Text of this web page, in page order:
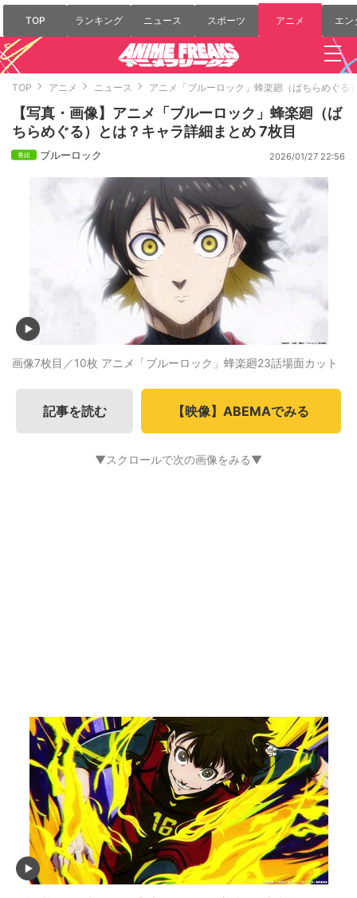
TOP ランキング ニュース スポーツ アニメ エン
TOP アニメ ニュース アニメ「ブルーロック」蜂楽廻（ばちらめぐる
【写真・画像】アニメ「ブルーロック」蜂楽廻（ば
ちらめぐる）とは？キャラ詳細まとめ 7枚目
ブルーロック 2026/01/27 22:56
画像7枚目／10枚 アニメ「ブルーロック」蜂楽廻23話場面カット
記事を読む 【映像】ABEMAでみる
▼スクロールで次の画像をみる▼